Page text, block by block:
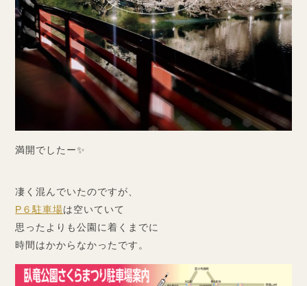
満開でしたー✨
凄く混んでいたのですが、
P６駐車場は空いていて
思ったよりも公園に着くまでに
時間はかからなかったです。